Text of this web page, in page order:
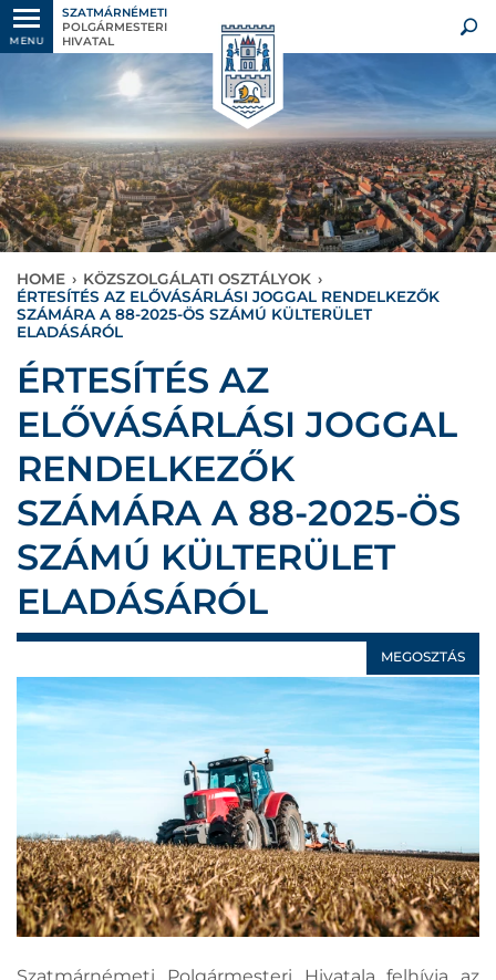
MENU
SZATMÁRNÉMETI
POLGÁRMESTERI
HIVATAL
HOME › KÖZSZOLGÁLATI OSZTÁLYOK ›
ÉRTESÍTÉS AZ ELŐVÁSÁRLÁSI JOGGAL RENDELKEZŐK
SZÁMÁRA A 88-2025-ÖS SZÁMÚ KÜLTERÜLET
ELADÁSÁRÓL
ÉRTESÍTÉS AZ
ELŐVÁSÁRLÁSI JOGGAL
RENDELKEZŐK
SZÁMÁRA A 88-2025-ÖS
SZÁMÚ KÜLTERÜLET
ELADÁSÁRÓL
MEGOSZTÁS